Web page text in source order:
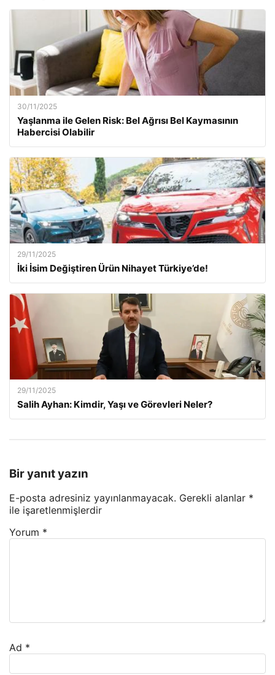
30/11/2025
Yaşlanma ile Gelen Risk: Bel Ağrısı Bel Kaymasının
Habercisi Olabilir
29/11/2025
İki İsim Değiştiren Ürün Nihayet Türkiye’de!
29/11/2025
Salih Ayhan: Kimdir, Yaşı ve Görevleri Neler?
Bir yanıt yazın
E-posta adresiniz yayınlanmayacak. Gerekli alanlar *
ile işaretlenmişlerdir
Yorum *
Ad *